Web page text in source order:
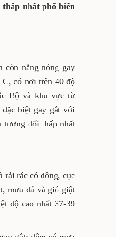
có nơi trên 39
23/5, nắng
5 vẫn còn nắng
phổ biến 37-40
biến 35-55%. Từ
nắng nóng và
nhất phổ biến
phổ biến 40-
mưa rào và rải
khả năng xảy
3. Nhiệt độ thấp